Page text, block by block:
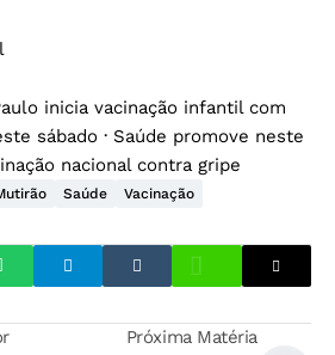
inicia vacinação infantil com
sábado · Saúde promove neste
nacional contra gripe
Saúde Vacinação
Próxima Matéria